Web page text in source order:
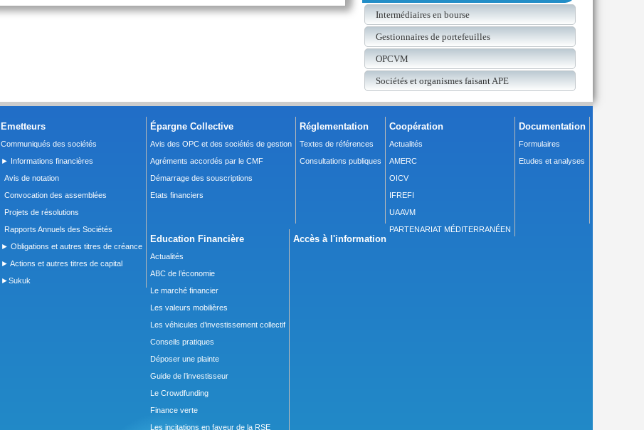
Intermédiaires en bourse
Gestionnaires de portefeuilles
OPCVM
Sociétés et organismes faisant APE
Emetteurs
Communiqués des sociétés
► Informations financières
Avis de notation
Convocation des assemblées
Projets de résolutions
Rapports Annuels des Sociétés
► Obligations et autres titres de créance
► Actions et autres titres de capital
►Sukuk
Épargne Collective
Avis des OPC et des sociétés de gestion
Agréments accordés par le CMF
Démarrage des souscriptions
Etats financiers
Réglementation
Textes de références
Consultations publiques
Coopération
Actualités
AMERC
OICV
IFREFI
UAAVM
PARTENARIAT MÉDITERRANÉEN
Documentation
Formulaires
Etudes et analyses
Education Financière
Actualités
ABC de l’économie
Le marché financier
Les valeurs mobilières
Les véhicules d’investissement collectif
Conseils pratiques
Déposer une plainte
Guide de l’investisseur
Le Crowdfunding
Finance verte
Les incitations en faveur de la RSE
Accès à l'information